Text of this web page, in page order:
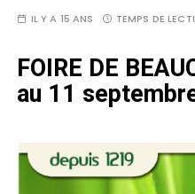
IL Y A 15 ANS TEMPS DE
FOIRE DE
au 11